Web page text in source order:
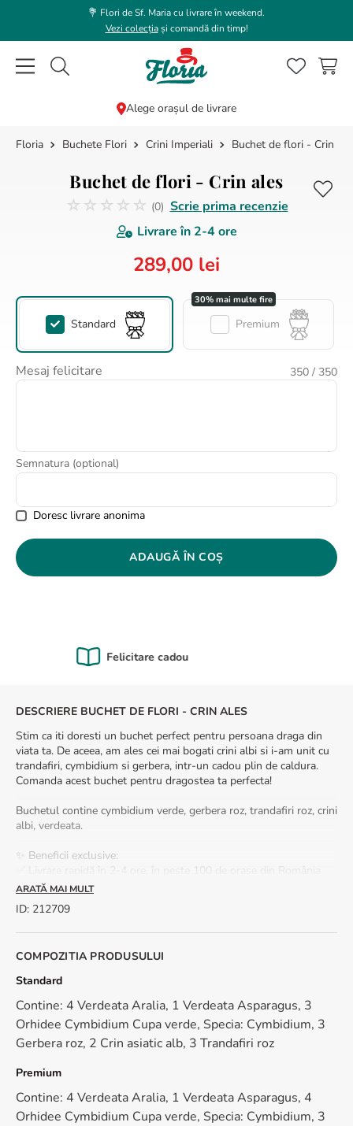
💐 Flori de Sf. Maria cu livrare în weekend.
Vezi colecțiași comandă din timp!
Caută flori, plante, cadouri...
Alege orașul de livrare
Buchete Flori Crini Imperiali Buchet de flori - Crin
Buchet de flori - Crin ales
☆ ☆ ☆ ☆ ☆ (0) Nicio recenzie
Scrie prima recenzie
Livrare în 2-4 ore
289,00 lei
Standard Premium
Mesaj felicitare 350 / 350
Semnatura (optional)
Doresc livrare anonima
ADAUGĂ ÎN COȘ
Calitate Garantată
DESCRIERE BUCHET DE FLORI - CRIN ALES
Stim ca iti doresti un buchet perfect pentru persoana draga din
viata ta. De aceea, am ales cei mai bogati crini albi si i-am unit cu
trandafiri, cymbidium si gerbera, intr-un cadou plin de caldura.
Comanda acest buchet pentru dragostea ta perfecta!
Buchetul contine cymbidium verde, gerbera roz, trandafiri roz, crini
albi, verdeata.
✨ Beneficii exclusive:
✅ Livrare rapidă în 2-4 ore, în peste 100 de orașe din România
✅ Felicitare cadou inclusă – adaugă un mesaj personalizat pentru
*Pentru ca lucram doar cu flori naturale, proaspete, nuanta
🌿 Vrei ca acest buchet sa reziste cat mai mult? Iata cum poti sa
pastrezi florile proaspete cat mai mult timp:
- Foloseste apa plata. Umple vaza pana la jumatate.
- Toarna in apa putina zeama de lamaie si putin zahar.
- Atunci cand tai coditele florilor, e indicat sa faci acest lucru sub
apa. Taiate in aer liber, tija absoarbe aer, ducand la moartea
prematura a plantei. Taie codita oblic, aproximativ 2 cm.
- Cand pui florile in vaza, nu lasa apa pe tulpina, muguri sau
frunze.
- Schimba apa zilnic.
ARATĂ MAI MULT
ID: 212709
COMPOZITIA PRODUSULUI
Standard
Contine: 4 Verdeata Aralia, 1 Verdeata Asparagus, 3
Orhidee Cymbidium Cupa verde, Specia: Cymbidium, 3
Gerbera roz, 2 Crin asiatic alb, 3 Trandafiri roz
Premium
Contine: 4 Verdeata Aralia, 1 Verdeata Asparagus, 4
Orhidee Cymbidium Cupa verde, Specia: Cymbidium, 3
CĂUTĂRI POPULARE
coroana funerara
6
trandafiri albi
8 .
buchet crini